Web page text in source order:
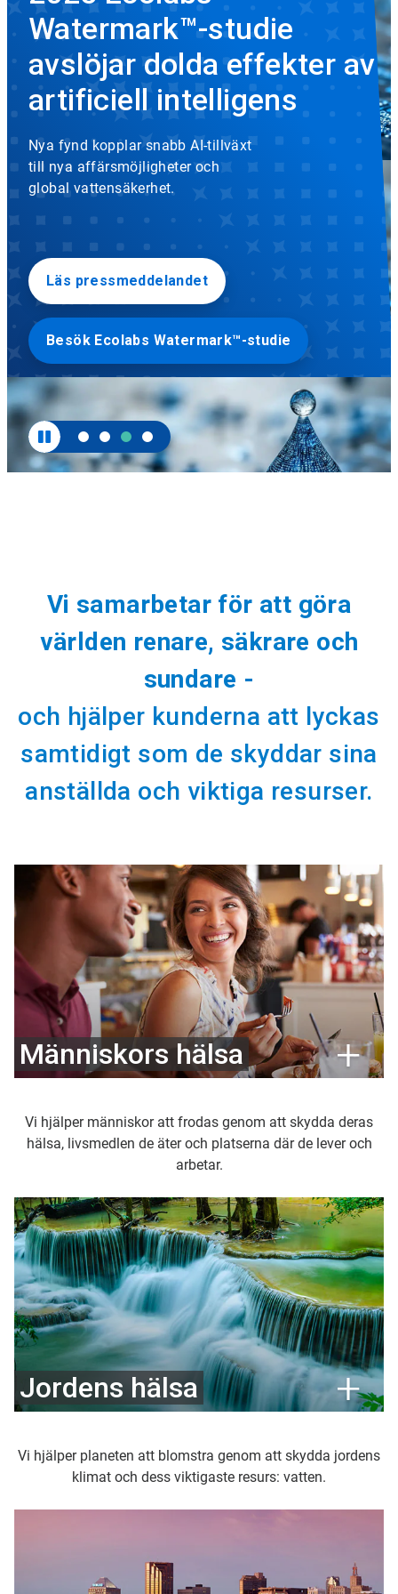
inaktivera
rotation.
prickarna
på
bilden
för
att
navigera.
Watermark™-studie
avslöjar dolda effekter av
artificiell intelligens
Nya fynd kopplar snabb AI-tillväxt
till nya affärsmöjligheter och
global vattensäkerhet.
Läs pressmeddelandet
Besök Ecolabs Watermark™-studie
Vi samarbetar för att göra
världen renare, säkrare och
sundare -
och hjälper kunderna att lyckas
samtidigt som de skyddar sina
anställda och viktiga resurser.
Människors hälsa
Vi hjälper människor att frodas genom att skydda deras
hälsa, livsmedlen de äter och platserna där de lever och
arbetar.
Jordens hälsa
Vi hjälper planeten att blomstra genom att skydda jordens
klimat och dess viktigaste resurs: vatten.